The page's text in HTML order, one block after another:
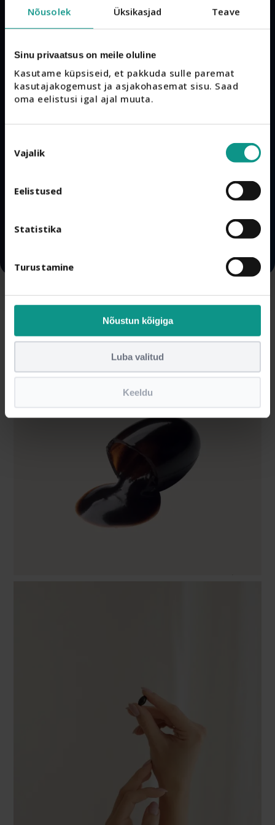
Nõusolek Üksikasjad Teave
Sinu privaatsus on meile oluline
Kasutame küpsiseid, et pakkuda sulle paremat
kasutajakogemust ja asjakohasemat sisu. Saad
oma eelistusi igal ajal muuta.
valik
Vajalik
Eelistused
Statistika
Turustamine
Nõustun kõigiga
Luba valitud
Keeldu
esimeselt tellimuselt.
Sooduskood saadetakse
kohe sinu e-postkasti.
Saad ka esimesena teada
pakkumistest, ekspertide
@drohhira